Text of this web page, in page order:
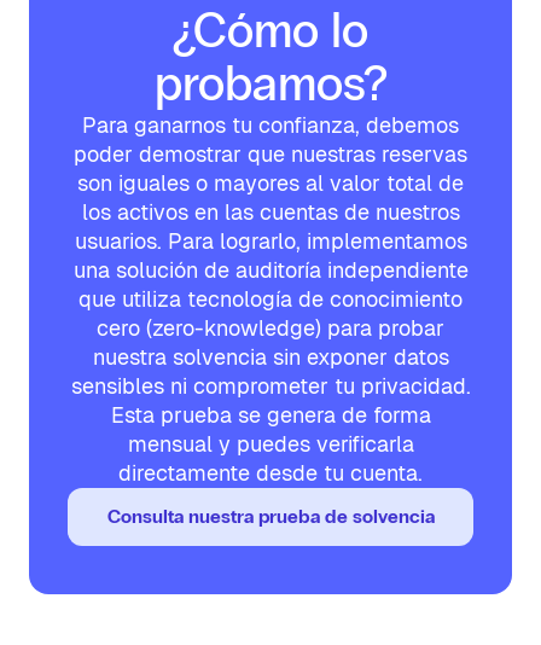
¿Cómo lo
probamos?
Para ganarnos tu confianza, debemos
poder demostrar que nuestras reservas
son iguales o mayores al valor total de
los activos en las cuentas de nuestros
usuarios. Para lograrlo, implementamos
una solución de auditoría independiente
que utiliza tecnología de conocimiento
cero (zero-knowledge) para probar
nuestra solvencia sin exponer datos
sensibles ni comprometer tu privacidad.
Esta prueba se genera de forma
mensual y puedes verificarla
directamente desde tu cuenta.
Consulta nuestra prueba de solvencia